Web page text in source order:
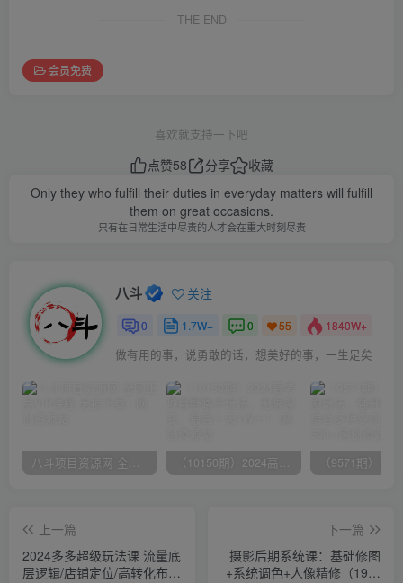
THE END
会员免费
喜欢就支持一下吧
点赞58 分享
收藏
Only they who fulfill their duties in everyday matters will fulfill
them on great occasions.
只有在日常生活中尽责的人才会在重大时刻尽责
八斗 关注
0 1.7W+ 0 55 1840W+
做有用的事，说勇敢的话，想美好的事，一生足矣
八斗项目资源网 全网正品VIP课程 无损下载~ （10150期）2024高考项目野路子玩法，无限裂变，最高一天1W＋！
上一篇
2024多多超级玩法课 流量底
层逻辑/店铺定位/高转化布
下一篇
摄影后期系统课：基础修图
+系统调色+人像精修（19节